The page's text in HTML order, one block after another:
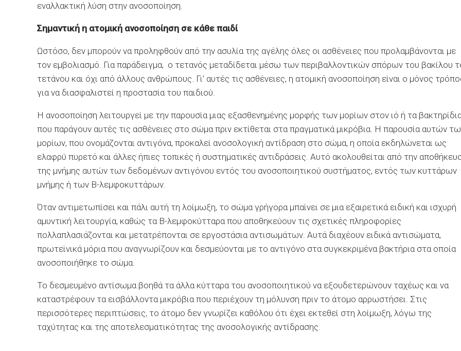
εναλλακτική λύση στην ανοσοποίηση.
Σημαντική η ατομική ανοσοποίηση σε κάθε παιδί
Ωστόσο, δεν μπορούν να προληφθούν από την ασυλία της αγέλης όλες οι ασθένειες που προλαμβάνονται με
τον εμβολιασμό. Για παράδειγμα, ο τετανός μεταδίδεται μέσω των περιβαλλοντικών σπόρων του βακίλου
τετάνου και όχι από άλλους ανθρώπους. Γι’ αυτές τις ασθένειες, η ατομική ανοσοποίηση είναι ο μόνος
για να διασφαλιστεί η προστασία του παιδιού.
Η ανοσοποίηση λειτουργεί με την παρουσία μιας εξασθενημένης μορφής των μορίων στον ιό ή τα
που παράγουν αυτές τις ασθένειες στο σώμα πριν εκτίθεται στα πραγματικά μικρόβια. Η παρουσία αυτών
μορίων, που ονομάζονται αντιγόνα, προκαλεί ανοσολογική αντίδραση στο σώμα, η οποία εκδηλώνεται ως
ελαφρύ πυρετό και άλλες ήπιες τοπικές ή συστηματικές αντιδράσεις. Αυτό ακολουθείται από την
της μνήμης αυτών των δεδομένων αντιγόνου εντός του ανοσοποιητικού συστήματος, εντός των κυττάρων
μνήμης ή των Β-λεμφοκυττάρων.
Όταν αντιμετωπίσει και πάλι αυτή τη λοίμωξη, το σώμα γρήγορα μπαίνει σε μια εξαιρετικά ειδική και ισχυρή
αμυντική λειτουργία, καθώς τα Β-λεμφοκύτταρα που αποθηκεύουν τις σχετικές πληροφορίες
πολλαπλασιάζονται και μετατρέπονται σε εργοστάσια αντισωμάτων. Αυτά διαχέουν ειδικά αντισώματα,
πρωτεϊνικά μόρια που αναγνωρίζουν και δεσμεύονται με το αντιγόνο στα συγκεκριμένα βακτήρια στα οποία
ανοσοποιήθηκε το σώμα.
Το δεσμευμένο αντίσωμα βοηθά τα άλλα κύτταρα του ανοσοποιητικού να εξουδετερώνουν ταχέως και να
καταστρέφουν τα εισβάλλοντα μικρόβια που περιέχουν τη μόλυνση πριν το άτομο αρρωστήσει. Στις
περισσότερες περιπτώσεις, το άτομο δεν γνωρίζει καθόλου ότι έχει εκτεθεί στη λοίμωξη, λόγω της
ταχύτητας και της αποτελεσματικότητας της ανοσολογικής αντίδρασης.